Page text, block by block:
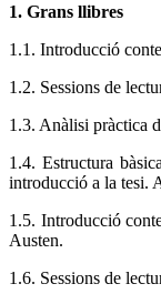
1. Grans llibres
1.1. Introducció
1.2. Sessions de
1.3. Anàlisi pràctica
1.4. Estructura
introducció a la tesi.
1.5. Introducció
Austen.
1.6. Sessions de